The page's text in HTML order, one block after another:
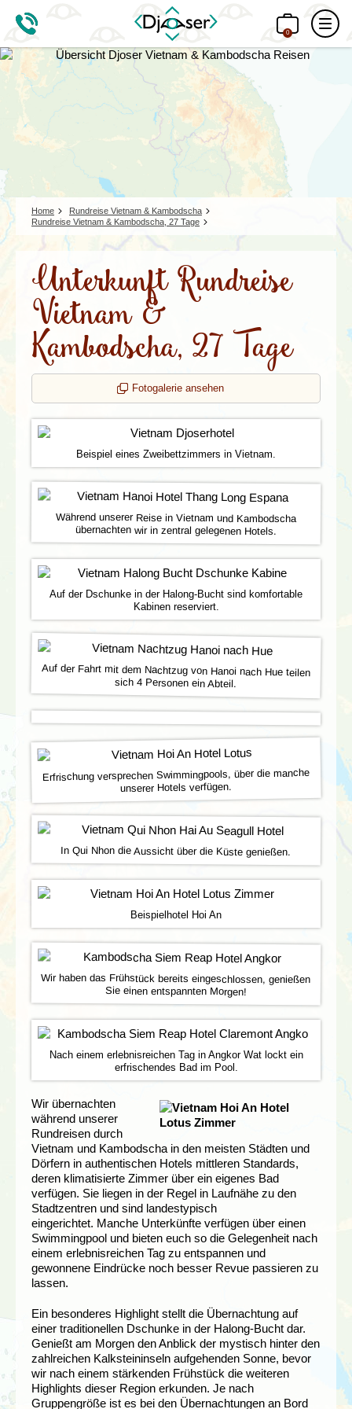
0
Home
Rundreise Vietnam & Kambodscha
Rundreise Vietnam & Kambodscha, 27 Tage
Unterkunft Rundreise
Vietnam &
Kambodscha, 27 Tage
Fotogalerie ansehen
Beispiel eines Zweibettzimmers in Vietnam.
Während unserer Reise in Vietnam und Kambodscha
übernachten wir in zentral gelegenen Hotels.
Auf der Dschunke in der Halong-Bucht sind komfortable
Kabinen reserviert.
Auf der Fahrt mit dem Nachtzug von Hanoi nach Hue teilen
sich 4 Personen ein Abteil.
Erfrischung versprechen Swimmingpools, über die manche
unserer Hotels verfügen.
In Qui Nhon die Aussicht über die Küste genießen.
Beispielhotel Hoi An
Wir haben das Frühstück bereits eingeschlossen, genießen
Sie einen entspannten Morgen!
Nach einem erlebnisreichen Tag in Angkor Wat lockt ein
erfrischendes Bad im Pool.
Wir übernachten
während unserer
Rundreisen durch
Vietnam und Kambodscha in den meisten Städten und
Dörfern in authentischen Hotels mittleren Standards,
deren klimatisierte Zimmer über ein eigenes Bad
verfügen. Sie liegen in der Regel in Laufnähe zu den
Stadtzentren und sind landestypisch
eingerichtet. Manche Unterkünfte verfügen über einen
Swimmingpool und bieten euch so die Gelegenheit nach
einem erlebnisreichen Tag zu entspannen und
gewonnene Eindrücke noch besser Revue passieren zu
lassen.
Ein besonderes Highlight stellt die Übernachtung auf
einer traditionellen Dschunke in der Halong-Bucht dar.
Genießt am Morgen den Anblick der mystisch hinter den
zahlreichen Kalksteininseln aufgehenden Sonne, bevor
wir nach einem stärkenden Frühstück die weiteren
Highlights dieser Region erkunden. Je nach
Gruppengröße ist es bei den Übernachtungen an Bord